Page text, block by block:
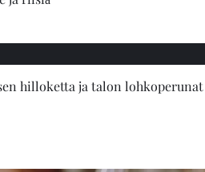
hilloketta ja talon lohkoperunat